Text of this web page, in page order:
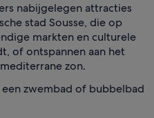
nabijgelegen attracties
stad Sousse, die op
markten en culturele
of ontspannen aan het
zon.
zwembad of bubbelbad